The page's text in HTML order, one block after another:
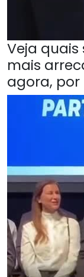
Veja
mais
agora, por